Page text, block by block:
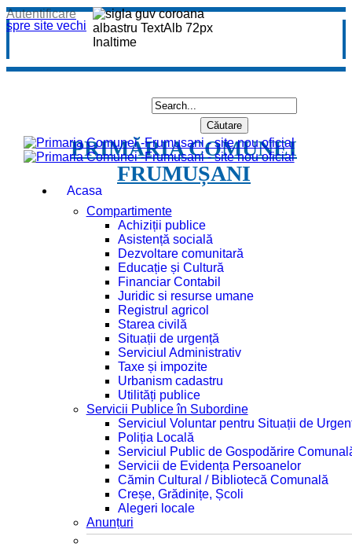
spre site vechi
Autentificare
PRIMĂRIA COMUNEI
FRUMUȘANI
Acasa
Compartimente
Achiziții publice
Asistență socială
Dezvoltare comunitară
Educație și Cultură
Financiar Contabil
Juridic si resurse umane
Registrul agricol
Starea civilă
Situații de urgență
Serviciul Administrativ
Taxe și impozite
Urbanism cadastru
Utilități publice
Servicii Publice în Subordine
Serviciul Voluntar pentru Situații de
Poliția Locală
Serviciul Public de Gospodărire
Servicii de Evidența Persoanelor
Cămin Cultural / Bibliotecă Comunală
Creșe, Grădinițe, Școli
Alegeri locale
Anunțuri